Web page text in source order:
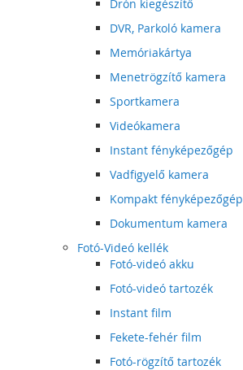
Drón kiegészítő
DVR, Parkoló kamera
Memóriakártya
Menetrögzítő kamera
Sportkamera
Videókamera
Instant fényképezőgép
Vadfigyelő kamera
Kompakt fényképezőgép
Dokumentum kamera
Fotó-Videó kellék
Fotó-videó akku
Fotó-videó tartozék
Instant film
Fekete-fehér film
Fotó-rögzítő tartozék